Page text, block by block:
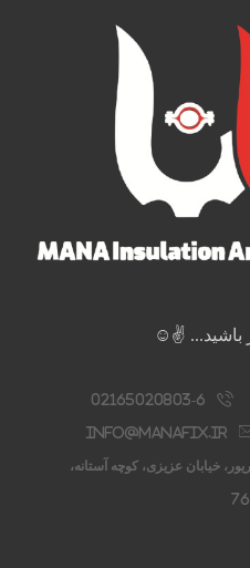
باشید... ✌️☺️
02165020803-6
info@manafix.ir
شادآباد، خیابان 17 شهریور، خیابان عزیزی، کوچه آستانه،